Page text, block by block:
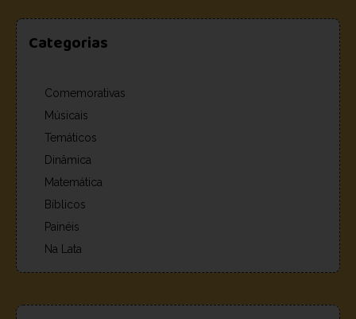
Categorias
Comemorativas
Músicais
Temáticos
Dinâmica
Matemática
Bíblicos
Painéis
Na Lata